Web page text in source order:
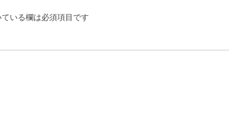
いる欄は必須項目です